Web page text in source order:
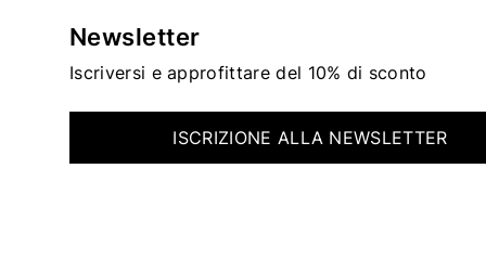
Newsletter
Iscriversi e approfittare del 10% di sconto
ISCRIZIONE ALLA NEWSLETTER